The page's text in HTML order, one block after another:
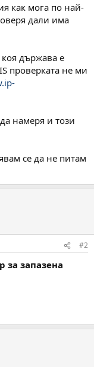
как мога по най-
дали има
държава е
проверката не ми
намеря и този
се да не питам
#2
за запазена